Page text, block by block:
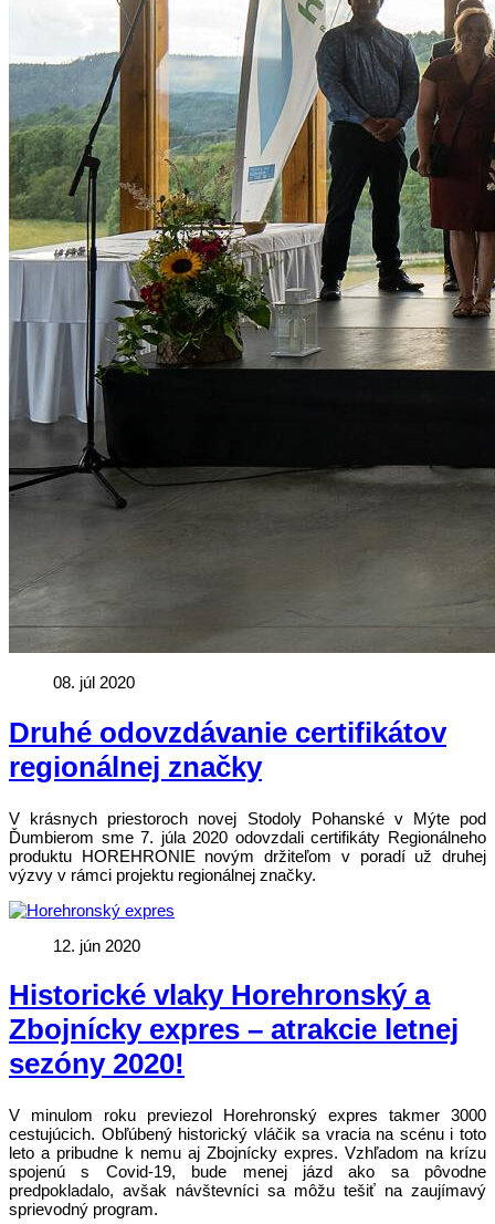
08. júl 2020
Druhé odovzdávanie certifikátov
regionálnej značky
V krásnych priestoroch novej Stodoly Pohanské v Mýte pod
Ďumbierom sme 7. júla 2020 odovzdali certifikáty Regionálneho
produktu HOREHRONIE novým držiteľom v poradí už druhej
výzvy v rámci projektu regionálnej značky.
12. jún 2020
Historické vlaky Horehronský a
Zbojnícky expres – atrakcie letnej
sezóny 2020!
V minulom roku previezol Horehronský expres takmer 3000
cestujúcich. Obľúbený historický vláčik sa vracia na scénu i toto
leto a pribudne k nemu aj Zbojnícky expres. Vzhľadom na krízu
spojenú s Covid-19, bude menej jázd ako sa pôvodne
predpokladalo, avšak návštevníci sa môžu tešiť na zaujímavý
sprievodný program.